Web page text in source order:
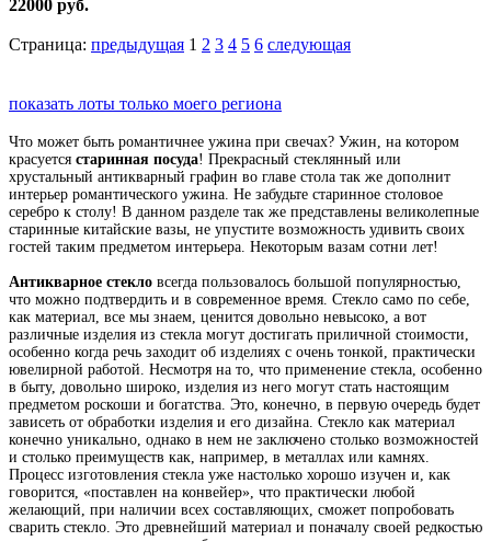
22000 руб.
Страница: предыдущая 1 2 3 4 5 6 следующая
показать лоты только моего региона
Что может быть романтичнее ужина при свечах? Ужин, на котором
красуется старинная посуда! Прекрасный стеклянный или
хрустальный антикварный графин во главе стола так же дополнит
интерьер романтического ужина. Не забудьте старинное столовое
серебро к столу! В данном разделе так же представлены великолепные
старинные китайские вазы, не упустите возможность удивить своих
гостей таким предметом интерьера. Некоторым вазам сотни лет!
Антикварное стекло всегда пользовалось большой популярностью,
что можно подтвердить и в современное время. Стекло само по себе,
как материал, все мы знаем, ценится довольно невысоко, а вот
различные изделия из стекла могут достигать приличной стоимости,
особенно когда речь заходит об изделиях с очень тонкой, практически
ювелирной работой. Несмотря на то, что применение стекла, особенно
в быту, довольно широко, изделия из него могут стать настоящим
предметом роскоши и богатства. Это, конечно, в первую очередь будет
зависеть от обработки изделия и его дизайна. Стекло как материал
конечно уникально, однако в нем не заключено столько возможностей
и столько преимуществ как, например, в металлах или камнях.
Процесс изготовления стекла уже настолько хорошо изучен и, как
говорится, «поставлен на конвейер», что практически любой
желающий, при наличии всех составляющих, сможет попробовать
сварить стекло. Это древнейший материал и поначалу своей редкостью